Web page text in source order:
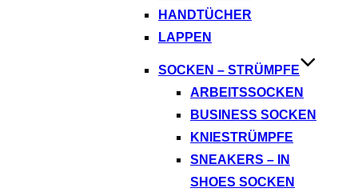
HANDTÜCHER
LAPPEN
SOCKEN – STRÜMPFE
ARBEITSSOCKEN
BUSINESS SOCKEN
KNIESTRÜMPFE
SNEAKERS – IN
SHOES SOCKEN